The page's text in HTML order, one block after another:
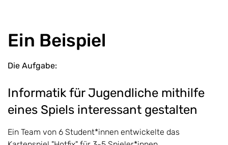
Ein Beispiel
Die Aufgabe:
Informatik für Jugendliche mithilfe
eines Spiels interessant gestalten
Ein Team von 6 Student*innen entwickelte das